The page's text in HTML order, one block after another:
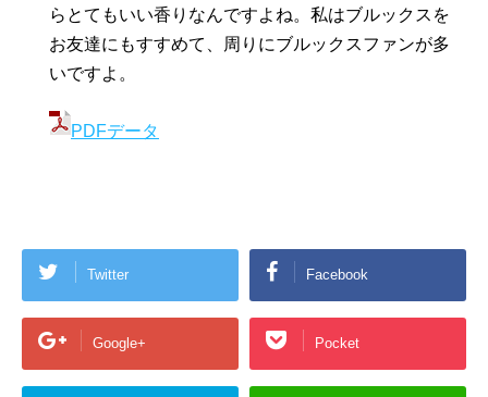
らとてもいい香りなんですよね。私はブルックスを
お友達にもすすめて、周りにブルックスファンが多
いですよ。
PDFデータ
Twitter Facebook
Google+ Pocket